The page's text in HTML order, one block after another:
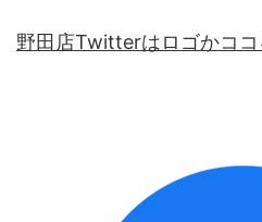
野田店Twitterはロゴかココ